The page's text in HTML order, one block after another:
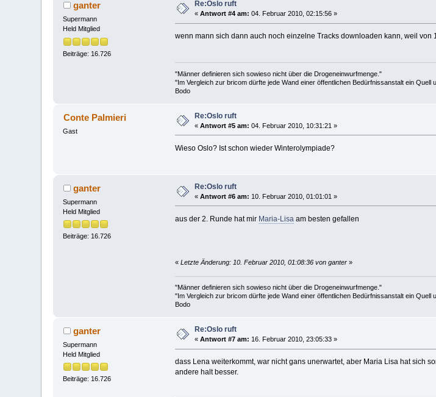
ganter
Supermann
Held Mitglied
Beiträge: 16.726
Re:Oslo ruft
«Antwort #4 am: 04. Februar 2010, 02:15:56 »
wenn mann sich dann auch noch einzelne Tracks downloaden kann, weil
"Männer definieren sich sowieso nicht über die Drogeneinwurfmenge."
"Im Vergleich zur bricom dürfte jede Wand einer öffentlichen Bedürfnissanstalt ein Quell
Bodo
Conte Palmieri
Gast
Re:Oslo ruft
«Antwort #5 am: 04. Februar 2010, 10:31:21 »
Wieso Oslo? Ist schon wieder Winterolympiade?
ganter
Supermann
Held Mitglied
Beiträge: 16.726
Re:Oslo ruft
«Antwort #6 am: 10. Februar 2010, 01:01:01 »
aus der 2. Runde hat mir Maria-Lisa am besten gefallen
« Letzte Änderung: 10. Februar 2010, 01:08:36 von ganter»
"Männer definieren sich sowieso nicht über die Drogeneinwurfmenge."
"Im Vergleich zur bricom dürfte jede Wand einer öffentlichen Bedürfnissanstalt ein Quell
Bodo
ganter
Supermann
Held Mitglied
Beiträge: 16.726
Re:Oslo ruft
«Antwort #7 am: 16. Februar 2010, 23:05:33 »
dass Lena weiterkommt, war nicht gans unerwartet, aber Maria Lisa hat sich
andere halt besser.